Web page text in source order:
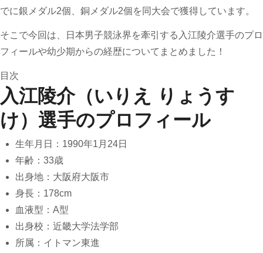
でに銀メダル2個、銅メダル2個を同大会で獲得しています。
そこで今回は、日本男子競泳界を牽引する入江陵介選手のプロ
フィールや幼少期からの経歴についてまとめました！
目次
入江陵介（いりえ りょうす
け）選手のプロフィール
生年月日：1990年1月24日
年齢：33歳
出身地：大阪府大阪市
身長：178cm
血液型：A型
出身校：近畿大学法学部
所属：イトマン東進